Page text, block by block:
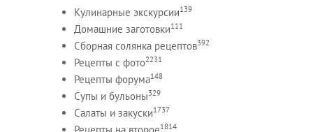
Кулинарные экскурсии139
Домашние заготовки111
Сборная солянка рецептов392
Рецепты c фото2231
Рецепты форума148
Супы и бульоны329
Салаты и закуски1737
Рецепты на второе1814